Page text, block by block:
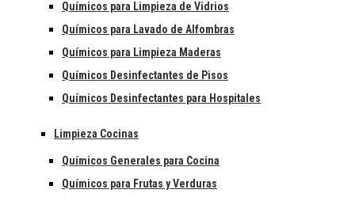
Químicos para Limpieza de Vidrios
Químicos para Lavado de Alfombras
Químicos para Limpieza Maderas
Químicos Desinfectantes de Pisos
Químicos Desinfectantes para Hospitales
Limpieza Cocinas
Químicos Generales para Cocina
Químicos para Frutas y Verduras